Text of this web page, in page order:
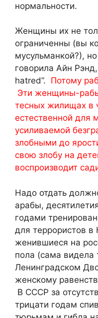
нормальности.
Женщины их не
ограниченны (вы
мусульманкой?),
говорила Айн
hatred”. Потому
Эти женщины-
тесных жилищах в
естественной для
усиливаемой
злобными до
свою злобу на
воспроизводит
Надо отдать
арабы,
годами
для террористов в
женившиеся на
пола (сама видела
Ленинградском
женскому
В СССР за
трицати годам